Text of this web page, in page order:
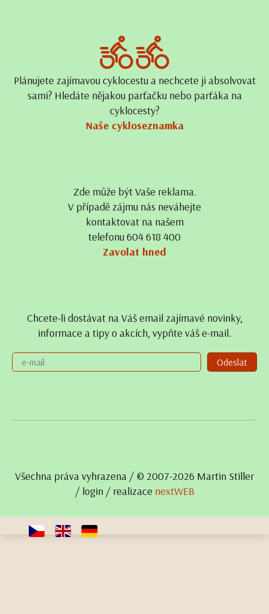
Plánujete zajímavou cyklocestu a nechcete ji absolvovat
sami? Hledáte nějakou parťačku nebo parťáka na
cyklocesty?
Naše cykloseznamka
Zde může být Vaše reklama.
V případě zájmu nás neváhejte
kontaktovat na našem
telefonu 604 618 400
Zavolat hned
Chcete-li dostávat na Váš email zajímavé novinky,
informace a tipy o akcích, vypňte váš e-mail.
Odeslat
Všechna práva vyhrazena / © 2007- 2026 Martin Stiller
/ login / realizace nextWEB